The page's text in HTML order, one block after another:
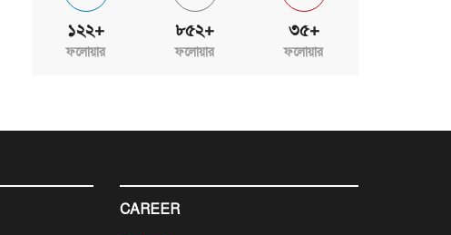
১২২+
ফলোয়ার
৮৫২+
ফলোয়ার
৩৫+
ফলোয়ার
CAREER